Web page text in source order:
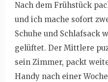
Nach dem Frühstück
und ich mache sofort
Schuhe und Schlafsack
gelüftet. Der Mittlere
sein Zimmer, packt
Handy nach einer